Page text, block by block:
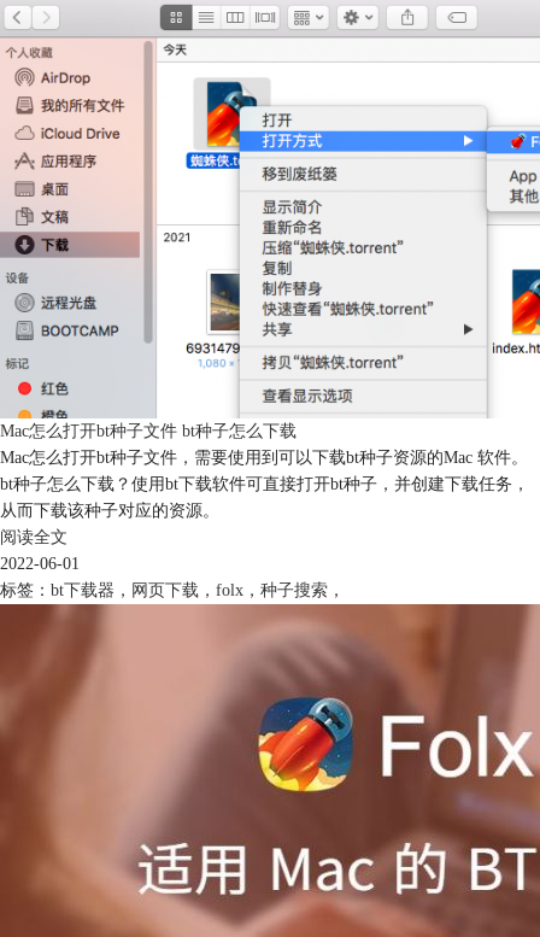
Mac怎么打开bt种子文件 bt种子怎么下载
Mac怎么打开bt种子文件，需要使用到可以下载bt种子资源的Mac 软件。
bt种子怎么下载？使用bt下载软件可直接打开bt种子，并创建下载任务，
从而下载该种子对应的资源。
阅读全文
2022-06-01
标签： bt下载器 ， 网页下载 ， folx ， 种子搜索 ，